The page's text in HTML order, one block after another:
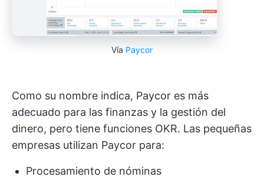
Vía Paycor
Como su nombre indica, Paycor es más
adecuado para las finanzas y la gestión del
dinero, pero tiene funciones OKR. Las pequeñas
empresas utilizan Paycor para:
Procesamiento de nóminas